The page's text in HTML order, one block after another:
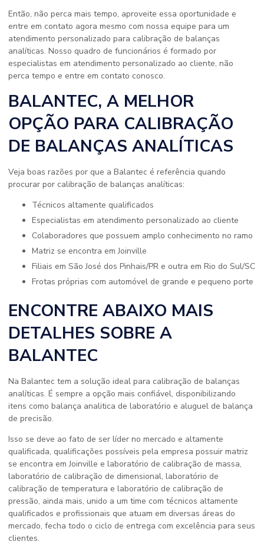
Então, não perca mais tempo, aproveite essa oportunidade e
entre em contato agora mesmo com nossa equipe para um
atendimento personalizado para calibração de balanças
analíticas. Nosso quadro de funcionários é formado por
especialistas em atendimento personalizado ao cliente, não
perca tempo e entre em contato conosco.
BALANTEC, A MELHOR
OPÇÃO PARA CALIBRAÇÃO
DE BALANÇAS ANALÍTICAS
Veja boas razões por que a Balantec é referência quando
procurar por calibração de balanças analíticas:
técnicos altamente qualificados
especialistas em atendimento personalizado ao cliente
colaboradores que possuem amplo conhecimento no ramo
matriz se encontra em Joinville
filiais em São José dos Pinhais/PR e outra em Rio do Sul/SC
frotas próprias com automóvel de grande e pequeno porte
ENCONTRE ABAIXO MAIS
DETALHES SOBRE A
BALANTEC
Na Balantec tem a solução ideal para calibração de balanças
analíticas. É sempre a opção mais confiável, disponibilizando
itens como balança analitica de laboratório e aluguel de balança
de precisão.
Isso se deve ao fato de ser líder no mercado e altamente
qualificada, qualificações possíveis pela empresa possuir matriz
se encontra em Joinville e laboratório de calibração de massa,
laboratório de calibração de dimensional, laboratório de
calibração de temperatura e laboratório de calibração de
pressão, ainda mais, unido a um time com técnicos altamente
qualificados e profissionais que atuam em diversas áreas do
mercado, fecha todo o ciclo de entrega com excelência para seus
clientes.